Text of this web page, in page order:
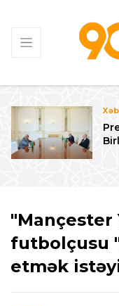
"Mançester
futbolçusu
etmək